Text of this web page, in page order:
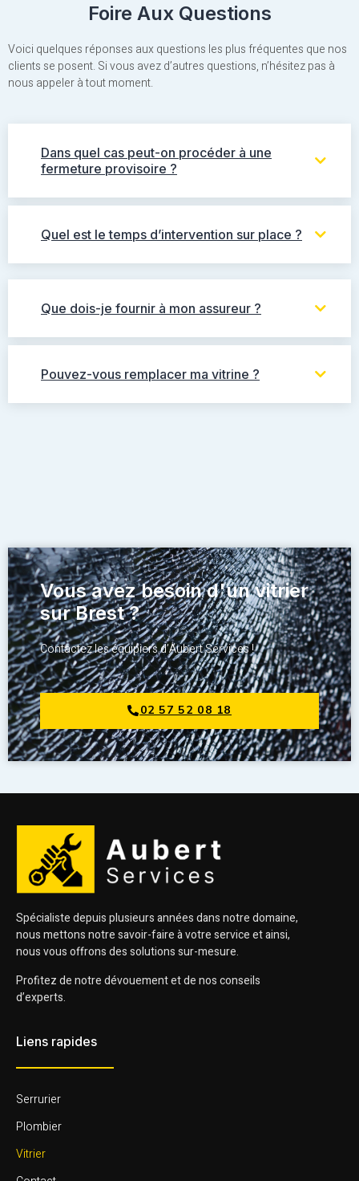
Foire Aux Questions
Voici quelques réponses aux questions les plus fréquentes que nos
clients se posent. Si vous avez d’autres questions, n’hésitez pas à
nous appeler à tout moment.
Dans quel cas peut-on procéder à une
fermeture provisoire ?
Quel est le temps d’intervention sur place ?
Que dois-je fournir à mon assureur ?
Pouvez-vous remplacer ma vitrine ?
Vous avez besoin d'un vitrier
sur Brest ?
Contactez les équipiers d’Aubert Services !
02 57 52 08 18
Spécialiste depuis plusieurs années dans notre domaine,
nous mettons notre savoir-faire à votre service et ainsi,
nous vous offrons des solutions sur-mesure.
Profitez de notre dévouement et de nos conseils
d’experts.
Liens rapides
Serrurier
Plombier
Vitrier